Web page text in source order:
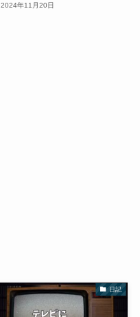
2024年11月20日
日記